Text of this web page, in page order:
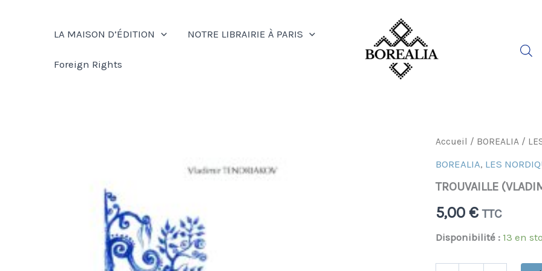
LA MAISON D’ÉDITION NOTRE LIBRAIRIE À PARIS
Foreign Rights
Accueil / BOREALIA /
BOREALIA, LES
TROUVAILLE
5,00 € TTC
Disponibilité : 13 en
quantité
TROUVAILLE
TENDRIAKOV)